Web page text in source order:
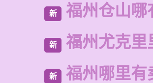
新 福州仓山哪
新 福州尤克里
新 福州哪里有